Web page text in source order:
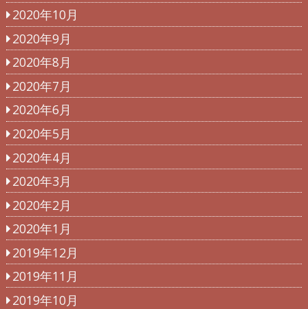
2020年10月
2020年9月
2020年8月
2020年7月
2020年6月
2020年5月
2020年4月
2020年3月
2020年2月
2020年1月
2019年12月
2019年11月
2019年10月